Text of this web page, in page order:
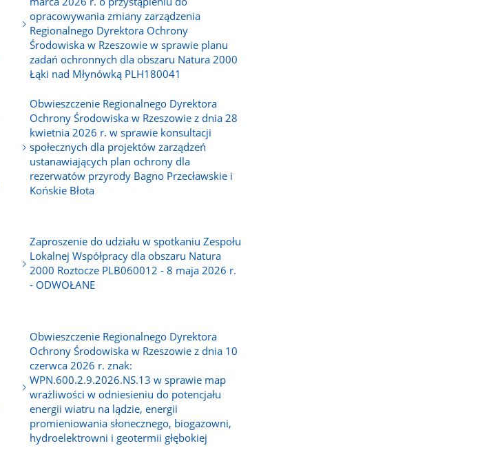
opracowywania zmiany zarządzenia
Regionalnego Dyrektora Ochrony
Środowiska w Rzeszowie w sprawie planu
zadań ochronnych dla obszaru Natura 2000
Łąki nad Młynówką PLH180041
Obwieszczenie Regionalnego Dyrektora
Ochrony Środowiska w Rzeszowie z dnia 28
kwietnia 2026 r. w sprawie konsultacji
społecznych dla projektów zarządzeń
ustanawiających plan ochrony dla
rezerwatów przyrody Bagno Przecławskie i
Końskie Błota
Zaproszenie do udziału w spotkaniu Zespołu
Lokalnej Współpracy dla obszaru Natura
2000 Roztocze PLB060012 - 8 maja 2026 r.
- ODWOŁANE
Obwieszczenie Regionalnego Dyrektora
Ochrony Środowiska w Rzeszowie z dnia 10
czerwca 2026 r. znak:
WPN.600.2.9.2026.NS.13 w sprawie map
wrażliwości w odniesieniu do potencjału
energii wiatru na lądzie, energii
promieniowania słonecznego, biogazowni,
hydroelektrowni i geotermii głębokiej